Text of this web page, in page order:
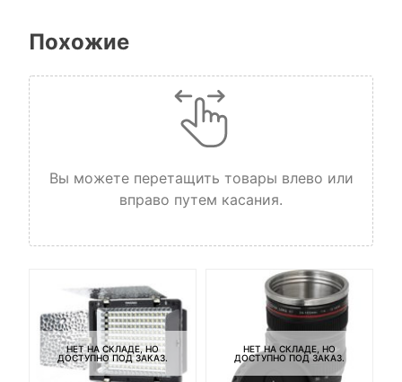
Похожие
Вы можете перетащить товары влево или
вправо путем касания.
НЕТ НА СКЛАДЕ, НО
ДОСТУПНО ПОД ЗАКАЗ.
НЕТ НА СКЛАДЕ, НО
ДОСТУПНО ПОД ЗАКАЗ.